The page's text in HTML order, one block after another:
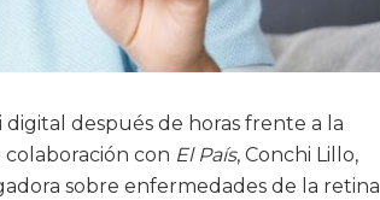
después de horas frente a la
con El País, Conchi Lillo,
sobre enfermedades de la retina